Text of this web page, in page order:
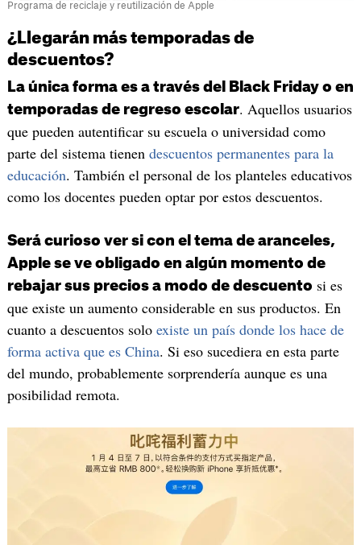
Programa de reciclaje y reutilización de Apple
¿Llegarán más temporadas de
descuentos?
La única forma es a través del Black Friday o en
temporadas de regreso escolar. Aquellos usuarios
que pueden autentificar su escuela o universidad como
parte del sistema tienen descuentos permanentes para la
educación. También el personal de los planteles educativos
como los docentes pueden optar por estos descuentos.
Será curioso ver si con el tema de aranceles,
Apple se ve obligado en algún momento de
rebajar sus precios a modo de descuento si es
que existe un aumento considerable en sus productos. En
cuanto a descuentos solo existe un país donde los hace de
forma activa que es China. Si eso sucediera en esta parte
del mundo, probablemente sorprendería aunque es una
posibilidad remota.